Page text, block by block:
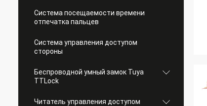
Система посещаемости времени
отпечатка пальцев
Система управления доступом
стороны
Беспроводной умный замок Tuya
TTLock
Читатель управления доступом